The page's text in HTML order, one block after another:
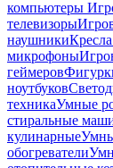
компьютеры
телевизоры
наушники
микрофоны
геймеров
ноутбуков
техникаУмные
стиральные
кулинарные
обогреватели